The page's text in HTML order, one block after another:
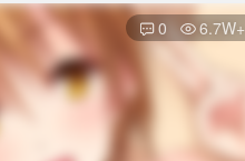
0 6.7W+